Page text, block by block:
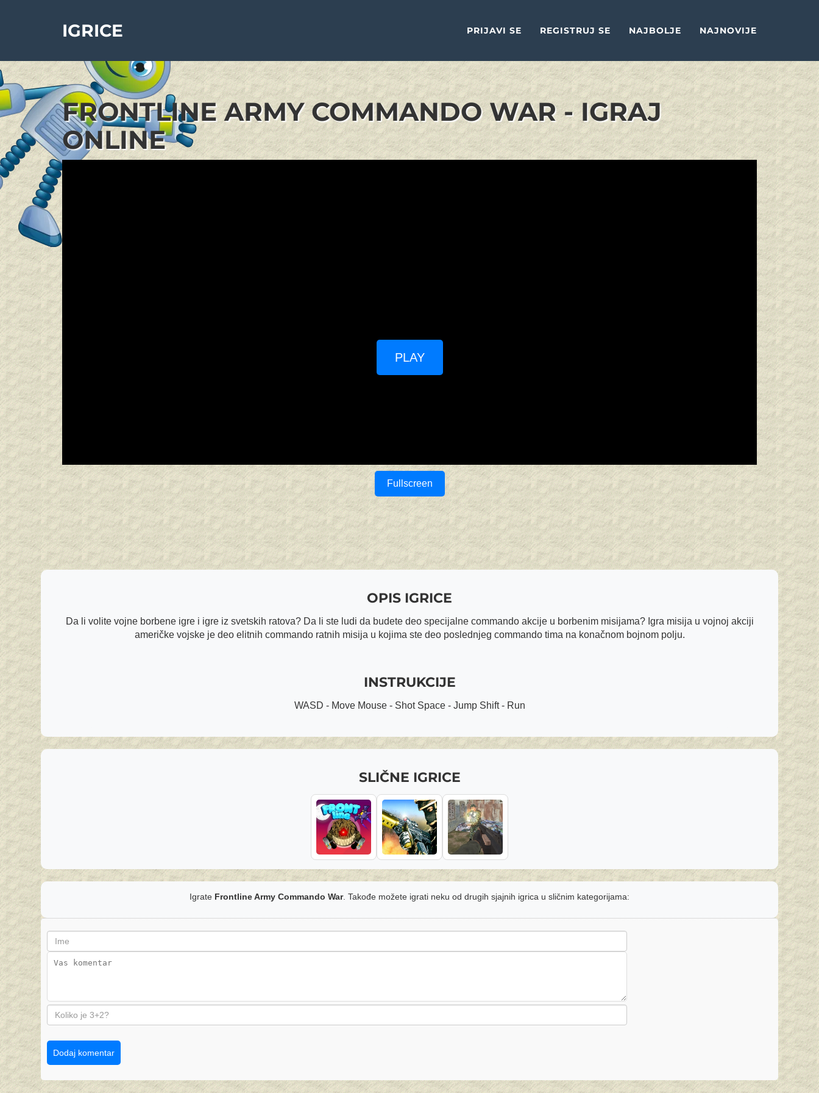
IGRICE PRIJAVI SE REGISTRUJ SE NAJBOLJE NAJNOVIJE
FRONTLINE ARMY COMMANDO WAR - IGRAJ
ONLINE
PLAY
Fullscreen
OPIS IGRICE
Da li volite vojne borbene igre i igre iz svetskih ratova? Da li ste ludi da budete deo specijalne commando akcije u borbenim misijama? Igra misija u vojnoj akciji
američke vojske je deo elitnih commando ratnih misija u kojima ste deo poslednjeg commando tima na konačnom bojnom polju.
INSTRUKCIJE
WASD - Move Mouse - Shot Space - Jump Shift - Run
SLIČNE IGRICE
Igrate Frontline Army Commando War. Takođe možete igrati neku od drugih sjajnih igrica u sličnim kategorijama:
Dodaj komentar